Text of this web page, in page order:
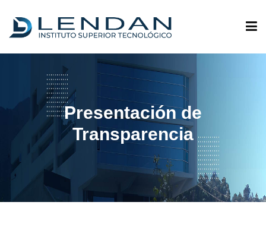
ADMISIONES
QUIÉNES SOMOS
OFERTA ACADÉMICA
INVESTIGACIÓN
Presentación de
Transparencia